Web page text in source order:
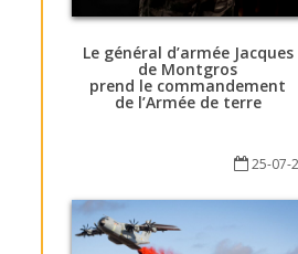
Le général d’armée Jacques
de Montgros
prend le commandement
de l’Armée de terre
25-07-